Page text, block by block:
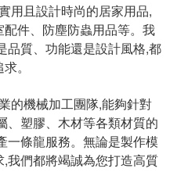
用且設計時尚的居家用品,
件、防塵防蟲用品等。我
品質、功能還是設計風格,都
。
的機械加工團隊,能夠針對
、塑膠、木材等各類材質的
一條龍服務。無論是製作模
我們都將竭誠為您打造高質